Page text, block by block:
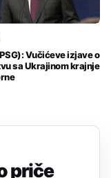
Vučićeve izjave o
sa Ukrajinom krajnje
priče